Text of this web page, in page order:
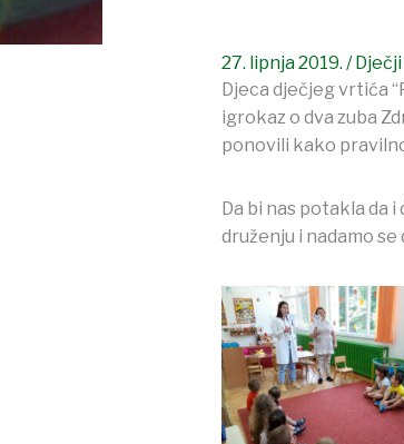
27. lipnja 2019. /
Djeca dječjeg vrtića
igrokaz o dva zuba
ponovili kako
Da bi nas potakla da
druženju i nadamo se